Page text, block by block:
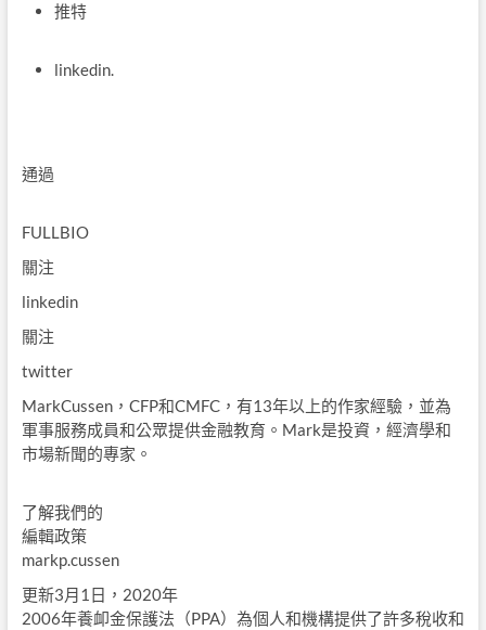
推特
linkedin.
通過
FULLBIO
關注
linkedin
關注
twitter
MarkCussen，CFP和CMFC，有13年以上的作家經驗，並為
軍事服務成員和公眾提供金融教育。Mark是投資，經濟學和
市場新聞的專家。
了解我們的
編輯政策
markp.cussen
更新3月1日，2020年
2006年養卹金保護法（PPA）為個人和機構提供了許多稅收和